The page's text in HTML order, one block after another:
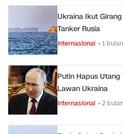
Ukraina Ikut
Tanker Rusia
Internasional • 1
Putin Hapus
Lawan Ukraina
Internasional • 2